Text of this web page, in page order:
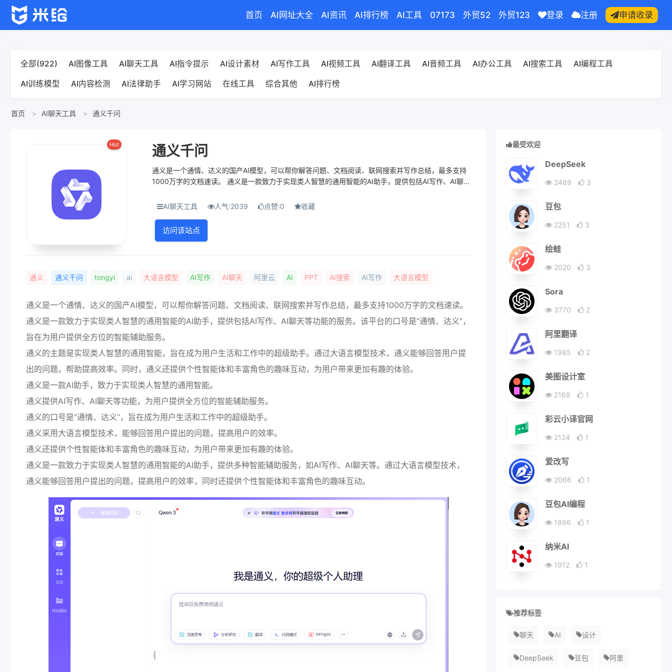
首页 AI网址大全 AI资讯 AI排行榜 AI工具 07173 外贸52 外贸123 登录 注册 申请收录
全部(922) AI图像工具 AI聊天工具 AI指令提示 AI设计素材 AI写作工具 AI视频工具 AI翻译工具 AI音频工具 AI办公工具 AI搜索工具 AI编程工具
AI训练模型 AI内容检测 AI法律助手 AI学习网站 在线工具 综合其他 AI排行榜
首页 AI聊天工具 通义千问
Hot 通义千问
通义是一个通情、达义的国产AI模型，可以帮你解答问题、文档阅读、联网搜索并写作总结，最多支持
1000万字的文档速读。 通义是一款致力于实现类人智慧的通用智能的AI助手，提供包括AI写作、AI聊天
AI聊天工具
人气:2039 点赞:0 收藏
访问该站点
通义 通义千问 tongyi ai 大语言模型 AI写作 AI聊天 阿里云 AI PPT AI搜索 AI写作 大语言模型
通义是一个通情、达义的国产AI模型，可以帮你解答问题、文档阅读、联网搜索并写作总结，最多支持1000万字的文档速读。
通义是一款致力于实现类人智慧的通用智能的AI助手，提供包括AI写作、AI聊天等功能的服务。该平台的口号是“通情、达义”，
旨在为用户提供全方位的智能辅助服务。
通义的主题是实现类人智慧的通用智能，旨在成为用户生活和工作中的超级助手。通过大语言模型技术，通义能够回答用户提
出的问题，帮助提高效率。同时，通义还提供个性智能体和丰富角色的趣味互动，为用户带来更加有趣的体验。
通义是一款AI助手，致力于实现类人智慧的通用智能。
通义提供AI写作、AI聊天等功能，为用户提供全方位的智能辅助服务。
通义的口号是“通情、达义”，旨在成为用户生活和工作中的超级助手。
通义采用大语言模型技术，能够回答用户提出的问题，提高用户的效率。
通义还提供个性智能体和丰富角色的趣味互动，为用户带来更加有趣的体验。
通义是一款致力于实现类人智慧的通用智能的AI助手，提供多种智能辅助服务，如AI写作、AI聊天等。通过大语言模型技术，
通义能够回答用户提出的问题，提高用户的效率，同时还提供个性智能体和丰富角色的趣味互动。
最受欢迎
DeepSeek
2489 3
豆包
2251 3
绘蛙
2020 3
Sora
3770 2
阿里翻译
1985 2
美图设计室
2169 1
彩云小译官网
2124 1
爱改写
2066 1
豆包AI编程
1996 1
纳米AI
1912 1
推荐标签
聊天 AI 设计
DeepSeek 豆包 阿里